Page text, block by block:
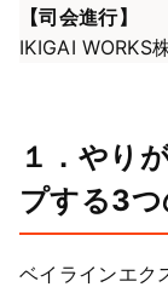
【司会進行】
IKIGAI WORKS
１．やり
プする3
ベイラインエク